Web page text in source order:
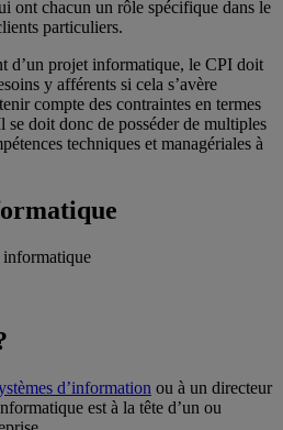
ont chacun un rôle spécifique dans le
particuliers.
d’un projet informatique, le CPI doit
y afférents si cela s’avère
compte des contraintes en termes
se doit donc de posséder de multiples
techniques et managériales à
d’information ou à un directeur
est à la tête d’un ou